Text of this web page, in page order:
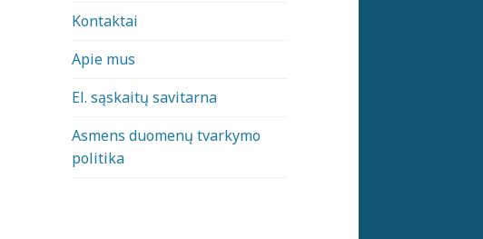
Kontaktai
Apie mus
El. sąskaitų savitarna
Asmens duomenų tvarkymo
politika